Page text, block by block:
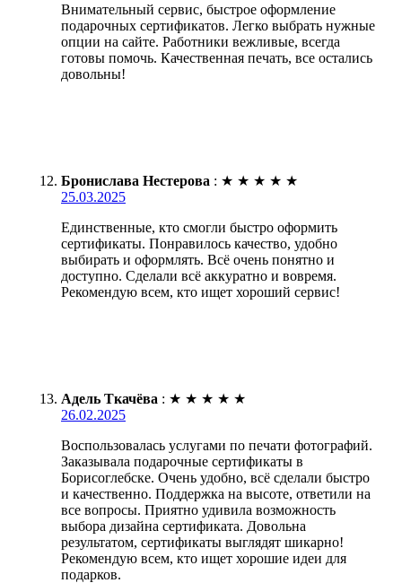
Внимательный сервис, быстрое оформление
подарочных сертификатов. Легко выбрать нужные
опции на сайте. Работники вежливые, всегда
готовы помочь. Качественная печать, все остались
довольны!
Бронислава Нестерова : ★ ★ ★ ★ ★
25.03.2025
Единственные, кто смогли быстро оформить
сертификаты. Понравилось качество, удобно
выбирать и оформлять. Всё очень понятно и
доступно. Сделали всё аккуратно и вовремя.
Рекомендую всем, кто ищет хороший сервис!
Адель Ткачёва : ★ ★ ★ ★ ★
26.02.2025
Воспользовалась услугами по печати фотографий.
Заказывала подарочные сертификаты в
Борисоглебске. Очень удобно, всё сделали быстро
и качественно. Поддержка на высоте, ответили на
все вопросы. Приятно удивила возможность
выбора дизайна сертификата. Довольна
результатом, сертификаты выглядят шикарно!
Рекомендую всем, кто ищет хорошие идеи для
подарков.